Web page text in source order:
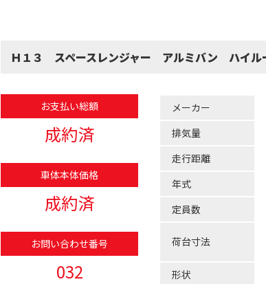
Ｈ１３ スペースレンジャー アルミバン ハイル
お支払い総額
成約済
車体本体価格
成約済
お問い合わせ番号
032
メーカー
排気量
走行距離
年式
定員数
荷台寸法
形状